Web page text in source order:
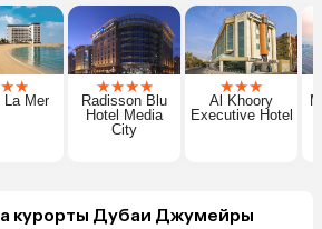
★★
La Mer
★★★★
Radisson Blu
Hotel Media
City
★★★
Al Khoory
Executive Hotel
курорты Дубаи Джумейры